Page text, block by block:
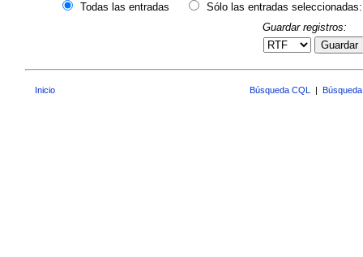
Todas las entradas
Sólo las entradas seleccionadas:
Guardar registros:
Guardar
Inicio Búsqueda CQL